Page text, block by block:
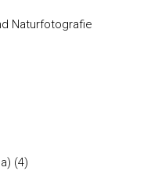
Naturfotografie
(4)